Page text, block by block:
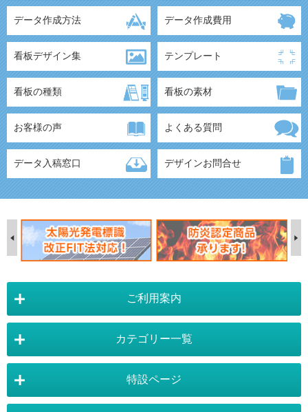
データ作成方法 データ作成費用
看板デザイン集 テンプレート
看板の種類 看板の素材
お客様の声 よくある質問
データ入稿窓口 デザインお問合せ
ご利用案内
店舗詳細情報 カテゴリー一覧
特設ページ